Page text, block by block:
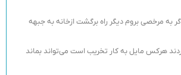
به مرخصی بروم دیگر راه برگشت ازخانه به جبهه
هرکس مایل به کار تخریب است می‌تواند بماند